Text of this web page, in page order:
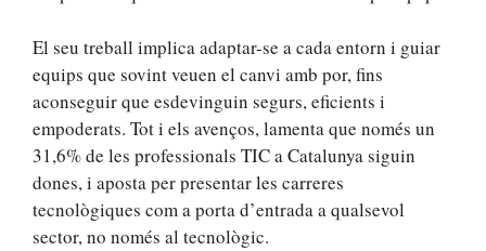
El seu treball implica adaptar-se a cada entorn i guiar
equips que sovint veuen el canvi amb por, fins
aconseguir que esdevinguin segurs, eficients i
empoderats. Tot i els avenços, lamenta que només un
31,6% de les professionals TIC a Catalunya siguin
dones, i aposta per presentar les carreres
tecnològiques com a porta d’entrada a qualsevol
sector, no només al tecnològic.